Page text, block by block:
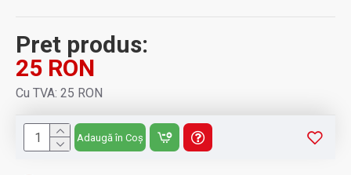
Pret produs:
25 RON
Cu TVA: 25 RON
Adaugă în Coș